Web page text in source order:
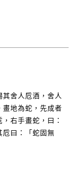
其舍人卮酒，舍人
地為蛇，先成者
右手畫蛇，曰：
卮曰：「蛇固無